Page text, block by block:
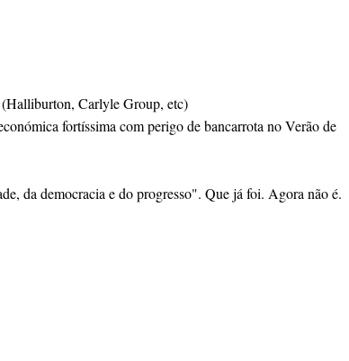
(Halliburton, Carlyle Group, etc)
fortíssima com perigo de bancarrota no Verão de
da democracia e do progresso". Que já foi. Agora não é.